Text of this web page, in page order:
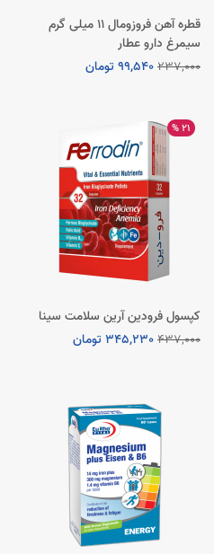
قطره آهن فروزومال 11 میلی گرم
سیمرغ دارو عطار
237,000 99,540 تومان
21 %
کپسول فرودین آرین سلامت سینا
437,000 345,230 تومان